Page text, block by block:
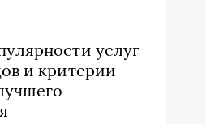
услуг
и критерии